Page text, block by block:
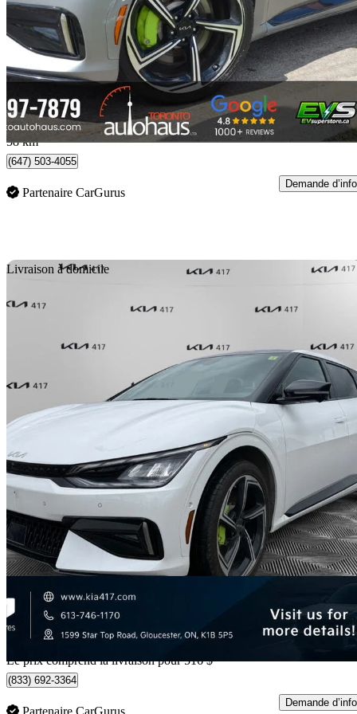
35 300 km
41 990 $ Bonne
903 $/mois env.
Concord, ON
58 km
(647) 503-4055
Partenaire CarGurus
Demande d’info
Livraison à domicile
2024 Kia EV6
GT AWD 3 985 km
1 128 $/mois env.
Livraison à domicile de Gloucester, ON
Le prix comprend la livraison pour 516 $
(833) 692-3364
Demande d’info